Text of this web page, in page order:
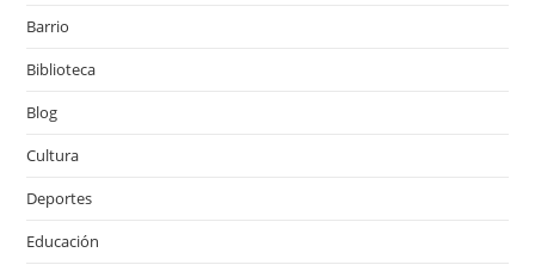
Barrio
Biblioteca
Blog
Cultura
Deportes
Educación